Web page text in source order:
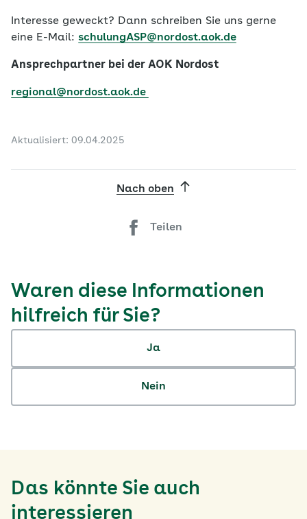
Interesse geweckt? Dann schreiben Sie uns gerne
eine E-Mail: schulungASP@nordost.aok.de
Ansprechpartner bei der AOK Nordost
regional@nordost.aok.de
Aktualisiert: 09.04.2025
Nach oben
Teilen
Waren diese Informationen
hilfreich für Sie?
Ja
Nein
Das könnte Sie auch
interessieren